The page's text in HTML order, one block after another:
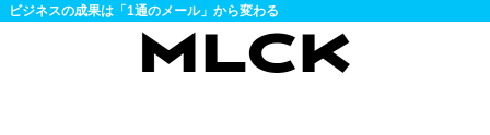
ビジネスの成果は「1通のメール」から変わる